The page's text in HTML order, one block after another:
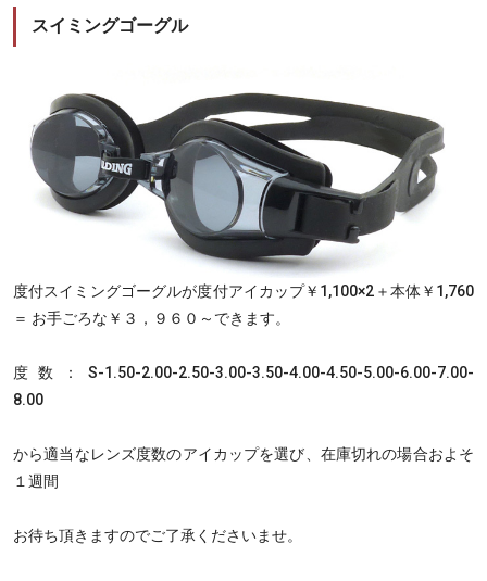
スイミングゴーグル
度付スイミングゴーグルが度付アイカップ￥1,100×2＋本体￥1,760
＝ お手ごろな￥３，９６０～できます。
度数：S-1.50-2.00-2.50-3.00-3.50-4.00-4.50-5.00-6.00-7.00-
8.00
から適当なレンズ度数のアイカップを選び、在庫切れの場合およそ
１週間
お待ち頂きますのでご了承くださいませ。